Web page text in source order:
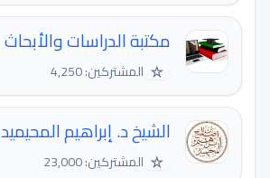
مكتبة الدراسات والأبحاث
☆ المشتركين: 4,250
الشيخ د. إبراهيم المحيميد
☆ المشتركين: 23,000